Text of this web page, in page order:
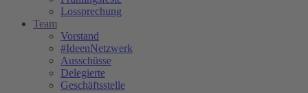
Lossprechung
Team
Vorstand
#IdeenNetzwerk
Ausschüsse
Delegierte
Geschäftsstelle